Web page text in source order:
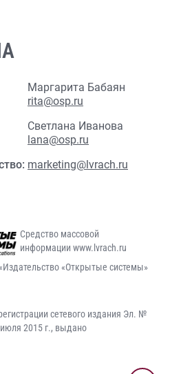
Маргарита Бабаян
rita@osp.ru
Светлана Иванова
lana@osp.ru
marketing@lvrach.ru
Средство массовой
информации www.lvrach.ru
«Открытые системы»
сетевого издания Эл. №
2015 г., выдано